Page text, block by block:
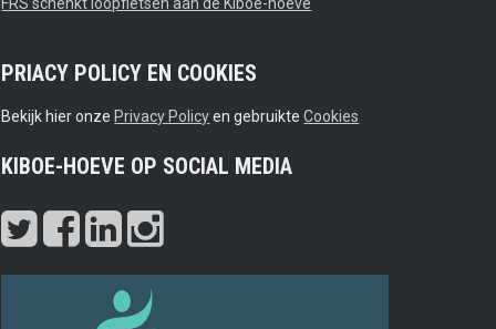
FRS schenkt loopfietsen aan de Kiboe-hoeve
PRIACY POLICY EN COOKIES
Bekijk hier onze Privacy Policyen gebruikteCookies
KIBOE-HOEVE OP SOCIAL MEDIA